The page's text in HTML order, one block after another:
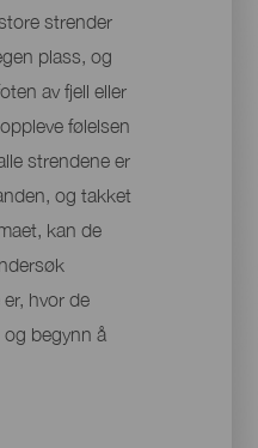
strender
plass, og
av fjell eller
følelsen
strendene er
og takket
kan de
hvor de
og begynn å